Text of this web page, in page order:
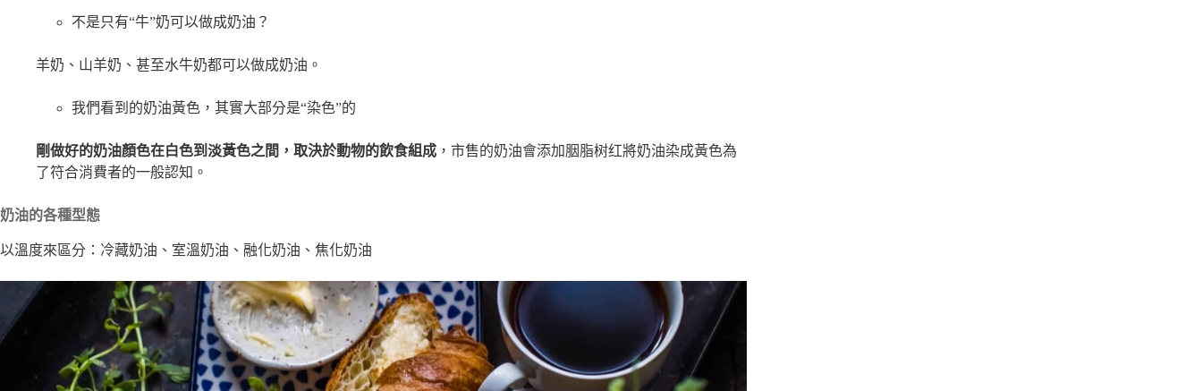
不是只有“牛”奶可以做成奶油？
羊奶、山羊奶、甚至水牛奶都可以做成奶油。
我們看到的奶油黃色，其實大部分是“染色”的
剛做好的奶油顏色在白色到淡黃色之間，取決於動物的飲食組成 ，市售的奶油會添加胭脂树红將奶油染成黃色為
了符合消費者的一般認知。
奶油的各種型態
以溫度來區分：冷藏奶油、室溫奶油、融化奶油、焦化奶油